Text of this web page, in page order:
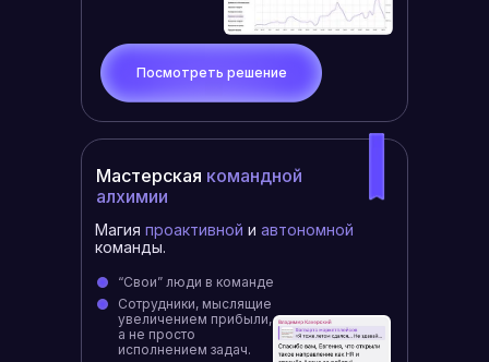
Мастерская командной
алхимии
Магия проактивной и автономной
команды.
“Свои” люди в команде
Сотрудники, мыслящие
увеличением прибыли,
а не просто
исполнением задач.
Посмотреть решение